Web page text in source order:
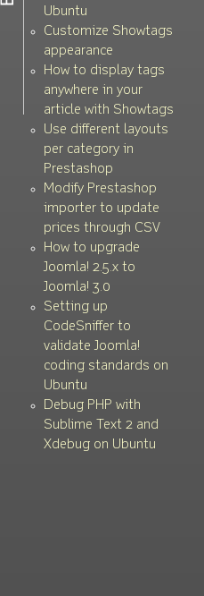
Ubuntu
Customize Showtags
appearance
How to display tags
anywhere in your
article with Showtags
Use different layouts
per category in
Prestashop
Modify Prestashop
importer to update
prices through CSV
How to upgrade
Joomla! 2.5.x to
Joomla! 3.0
Setting up
CodeSniffer to
validate Joomla!
coding standards on
Ubuntu
Debug PHP with
Sublime Text 2 and
Xdebug on Ubuntu